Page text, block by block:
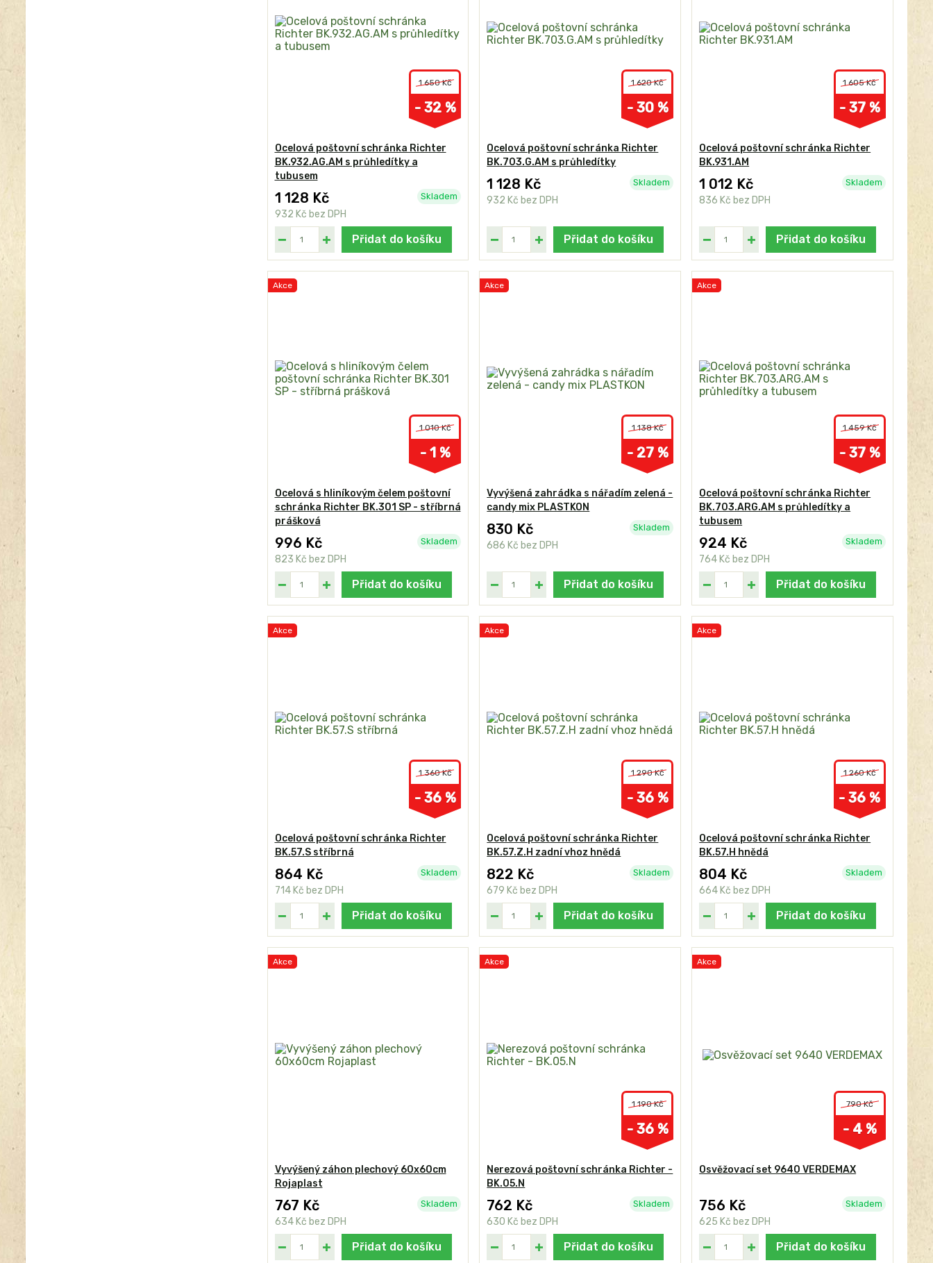
1 650 Kč
- 32 %
Ocelová poštovní schránka Richter
BK.932.AG.AM s průhledítky a
tubusem
1 128 Kč
932 Kč bez DPH
Skladem
Přidat do košíku
1 620 Kč
- 30 %
Ocelová poštovní schránka Richter
BK.703.G.AM s průhledítky
1 128 Kč
932 Kč bez DPH
Skladem
Přidat do košíku
1 605 Kč
- 37 %
Ocelová poštovní schránka Richter
BK.931.AM
1 012 Kč
836 Kč bez DPH
Skladem
Přidat do košíku
Akce
1 010 Kč
- 1 %
Ocelová s hliníkovým čelem poštovní
schránka Richter BK.301 SP - stříbrná
prášková
996 Kč
823 Kč bez DPH
Skladem
Přidat do košíku
Akce
1 138 Kč
- 27 %
Vyvýšená zahrádka s nářadím zelená -
candy mix PLASTKON
830 Kč
686 Kč bez DPH
Skladem
Přidat do košíku
Akce
1 459 Kč
- 37 %
Ocelová poštovní schránka Richter
BK.703.ARG.AM s průhledítky a
tubusem
924 Kč
764 Kč bez DPH
Skladem
Přidat do košíku
Akce
1 360 Kč
- 36 %
Ocelová poštovní schránka Richter
BK.57.S stříbrná
864 Kč
714 Kč bez DPH
Skladem
Přidat do košíku
Akce
1 290 Kč
- 36 %
Ocelová poštovní schránka Richter
BK.57.Z.H zadní vhoz hnědá
822 Kč
679 Kč bez DPH
Skladem
Přidat do košíku
Akce
1 260 Kč
- 36 %
Ocelová poštovní schránka Richter
BK.57.H hnědá
804 Kč
664 Kč bez DPH
Skladem
Přidat do košíku
Akce
Vyvýšený záhon plechový 60x60cm
Rojaplast
767 Kč
634 Kč bez DPH
Skladem
Přidat do košíku
Akce
1 190 Kč
- 36 %
Nerezová poštovní schránka Richter -
BK.05.N
762 Kč
630 Kč bez DPH
Skladem
Přidat do košíku
Akce
790 Kč
- 4 %
Osvěžovací set 9640 VERDEMAX
756 Kč
625 Kč bez DPH
Skladem
Přidat do košíku